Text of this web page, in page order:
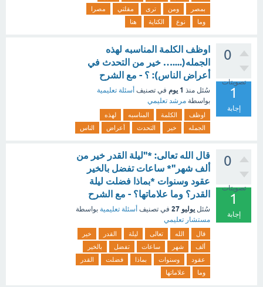
بمصر
ومن ترى مقلتي
مصرا
وما
نوع الكناية هنا
0
تصويتات
1
إجابة
اوظف الكلمة المناسبه لهذه
الجمله(....… خير من التحدث في
أعراض الناس): ؟ - مع الشرح
سُئل منذ 1 يوم في تصنيف أسئلة تعليمية
بواسطة مرشد تعليمي
اوظف الكلمة المناسبه
لهذه
الجمله
خير التحدث أعراض الناس
0
تصويتات
1
إجابة
قال الله تعالى: *"ليلة القدر خير من
ألف شهر"* ساعات تفضل بالخير
عقود وسنوات *بماذا فضلت ليلة
القدر؟ وما علاماتها؟ - مع الشرح
سُئل يوليو 27 في تصنيف أسئلة تعليمية بواسطة
مستشار تعليمي
قال الله تعالى ليلة القدر
خير
ألف
شهر ساعات تفضل
بالخير
عقود
وسنوات بماذا فضلت
القدر
وما
علاماتها